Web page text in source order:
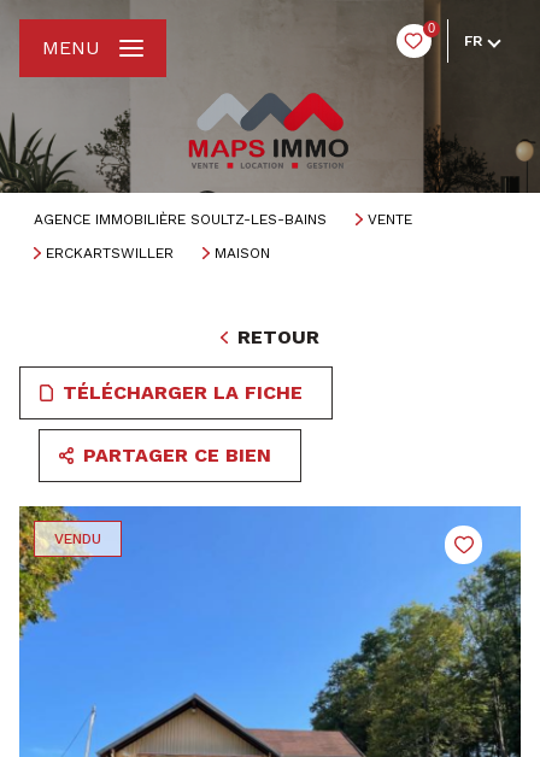
0
FR
MENU
AGENCE IMMOBILIÈRE SOULTZ-LES-BAINS
VENTE
ERCKARTSWILLER
MAISON
RETOUR
TÉLÉCHARGER LA FICHE
PARTAGER CE BIEN
VENDU